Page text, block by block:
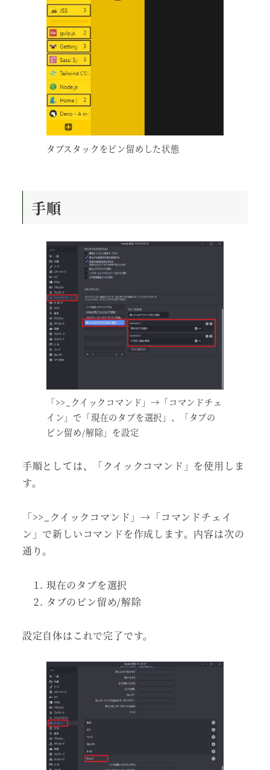
タブスタックをピン留めした状態
手順
「>>_クイックコマンド」→「コマンドチェ
イン」で「現在のタブを選択」、「タブの
ピン留め/解除」を設定
手順としては、「クイックコマンド」を使用しま
す。
「>>_クイックコマンド」→「コマンドチェイ
ン」で新しいコマンドを作成します。内容は次の
通り。
現在のタブを選択
タブのピン留め/解除
設定自体はこれで完了です。